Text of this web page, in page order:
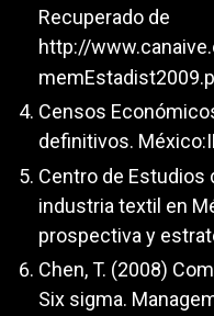
Recuperado de
http://
Censos
definitivos.
Centro de Estudios
industria textil en
prospectiva y
Chen, T. (2008)
Six sigma.